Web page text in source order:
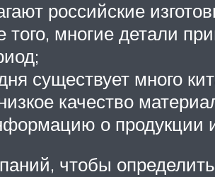
российские
многие детали
существует много
качество
о продукции
чтобы